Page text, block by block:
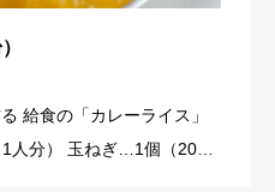
給食の「カレーライス」
人分） 玉ねぎ…1個（200